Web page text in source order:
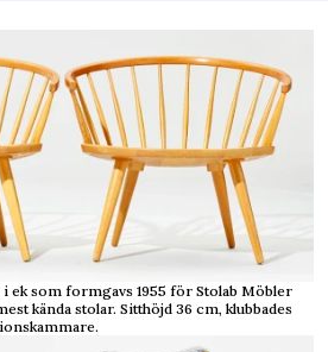
i ek som formgavs 1955 för Stolab Möbler
kända stolar. Sitthöjd 36 cm, klubbades